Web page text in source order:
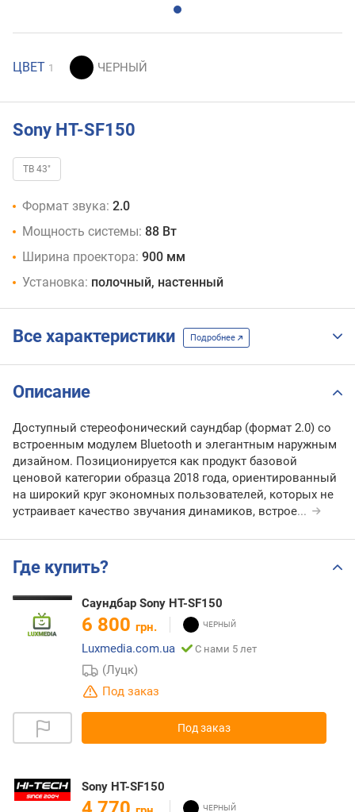
ЦВЕТ 1
Sony HT-SF150
ТВ 43"
Формат звука: 2.0
Мощность системы: 88 Вт
Ширина проектора: 900 мм
Установка: полочный, настенный
Все характеристики Подробнее
Описание
Доступный стереофонический саундбар (формат 2.0) со
встроенным модулем Bluetooth и элегантным наружным
дизайном. Позиционируется как продукт базовой
ценовой категории образца 2018 года, ориентированный
на широкий круг экономных пользователей, которых не
устраивает качество звучания динамиков, встрое...
Где купить?
Саундбар Sony HT-SF150
6 800 грн.
Luxmedia.com.ua
С нами 5 лет
(Луцк)
Под заказ
Под заказ
Sony HT-SF150